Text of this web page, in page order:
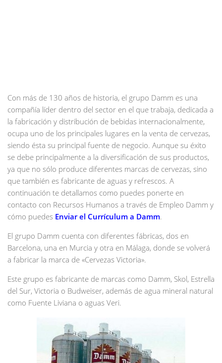
Con más de 130 años de historia, el grupo Damm es una
compañía líder dentro del sector en el que trabaja, dedicada a
la fabricación y distribución de bebidas internacionalmente,
ocupa uno de los principales lugares en la venta de cervezas,
siendo ésta su principal fuente de negocio. Aunque su éxito
se debe principalmente a la diversificación de sus productos,
ya que no sólo produce diferentes marcas de cervezas, sino
que también es fabricante de aguas y refrescos. A
continuación te detallamos como puedes ponerte en
contacto con Recursos Humanos a través de Empleo Damm y
cómo puedes Enviar el Currículum a Damm.
El grupo Damm cuenta con diferentes fábricas, dos en
Barcelona, una en Murcia y otra en Málaga, donde se volverá
a fabricar la marca de «Cervezas Victoria».
Este grupo es fabricante de marcas como Damm, Skol, Estrella
del Sur, Victoria o Budweiser, además de agua mineral natural
como Fuente Liviana o aguas Veri.